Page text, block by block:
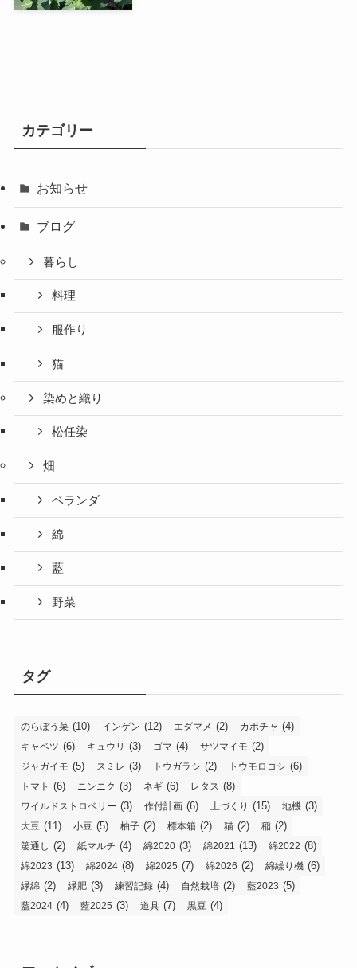
カテゴリー
お知らせ
ブログ
暮らし
料理
服作り
猫
染めと織り
松任染
畑
ベランダ
綿
藍
野菜
タグ
のらぼう菜 (10) インゲン (12) エダマメ (2) カボチャ (4)
キャベツ (6) キュウリ (3) ゴマ (4) サツマイモ (2)
ジャガイモ (5) スミレ (3) トウガラシ (2) トウモロコシ (6)
トマト (6) ニンニク (3) ネギ (6) レタス (8)
ワイルドストロベリー (3) 作付計画 (6) 土づくり (15) 地機 (3)
大豆 (11) 小豆 (5) 柚子 (2) 標本箱 (2) 猫 (2) 稲 (2)
筬通し (2) 紙マルチ (4) 綿2020 (3) 綿2021 (13) 綿2022 (8)
綿2023 (13) 綿2024 (8) 綿2025 (7) 綿2026 (2) 綿繰り機 (6)
緑綿 (2) 緑肥 (3) 練習記録 (4) 自然栽培 (2) 藍2023 (5)
藍2024 (4) 藍2025 (3) 道具 (7) 黒豆 (4)